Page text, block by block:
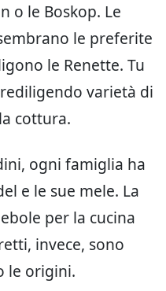
o le Boskop. Le
le preferite
le Renette. Tu
varietà di
cottura.
ogni famiglia ha
e le sue mele. La
per la cucina
invece, sono
le origini.